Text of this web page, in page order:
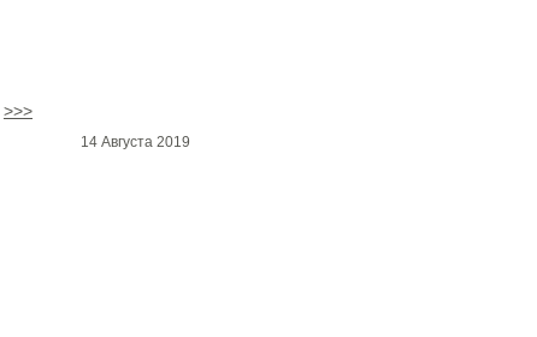
>>>
14 Августа 2019